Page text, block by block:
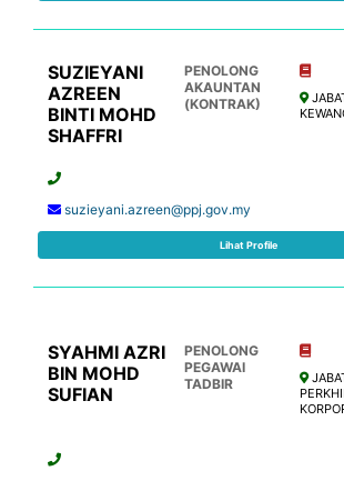
SUZIEYANI
AZREEN
BINTI MOHD
SHAFFRI
PENOLONG
AKAUNTAN
(KONTRAK)
suzieyani.azreen@ppj.gov.my
Lihat Profile
SYAHMI AZRI
BIN MOHD
SUFIAN
PENOLONG
PEGAWAI
TADBIR